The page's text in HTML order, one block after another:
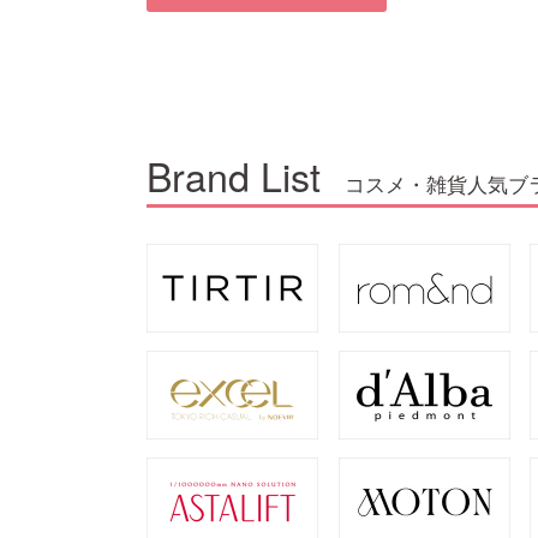
Brand List コスメ・雑貨人気ブ